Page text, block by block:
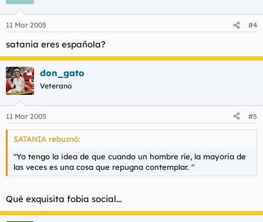
11 Mar 2005 #4
satania eres española?
don_gato
Veterano
11 Mar 2005 #5
SATANIA rebuznó:
"Yo tengo la idea de que cuando un hombre ríe, la mayoria de
las veces es una cosa que repugna contemplar. "
Qué exquisita fobia social...